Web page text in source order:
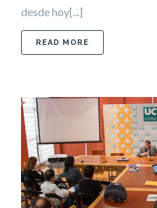
desde hoy[...]
READ MORE